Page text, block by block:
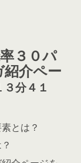
３０パ
介ペー
３分４１
とは？